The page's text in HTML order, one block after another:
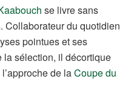
se livre sans
Collaborateur du quotidien
pointues et ses
la sélection, il décortique
de laCoupe du